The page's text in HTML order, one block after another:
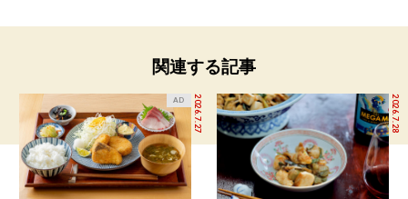
関連する記事
2026.7.27
AD 2026.7.28